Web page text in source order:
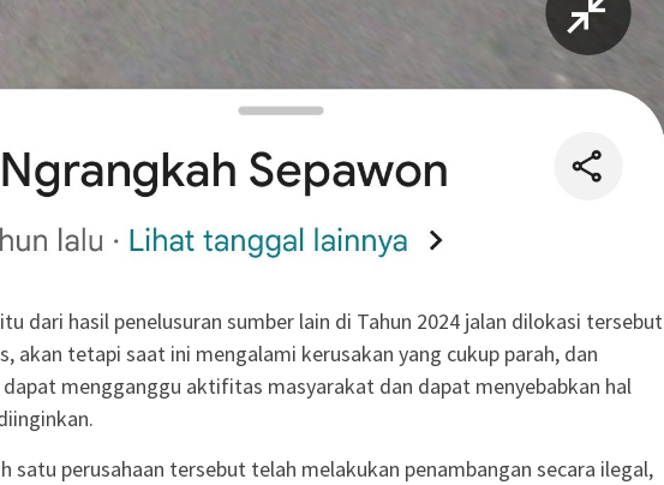
dari hasil penelusuran sumber lain di Tahun 2024 jalan dilokasi tersebut
akan tetapi saat ini mengalami kerusakan yang cukup parah, dan
mengganggu aktifitas masyarakat dan dapat menyebabkan hal
satu perusahaan tersebut telah melakukan penambangan secara ilegal,